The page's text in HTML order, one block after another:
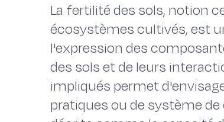
La fertilité des sols, notion
écosystèmes cultivés, est
l'expression des
des sols et de leurs
impliqués permet
pratiques ou de système